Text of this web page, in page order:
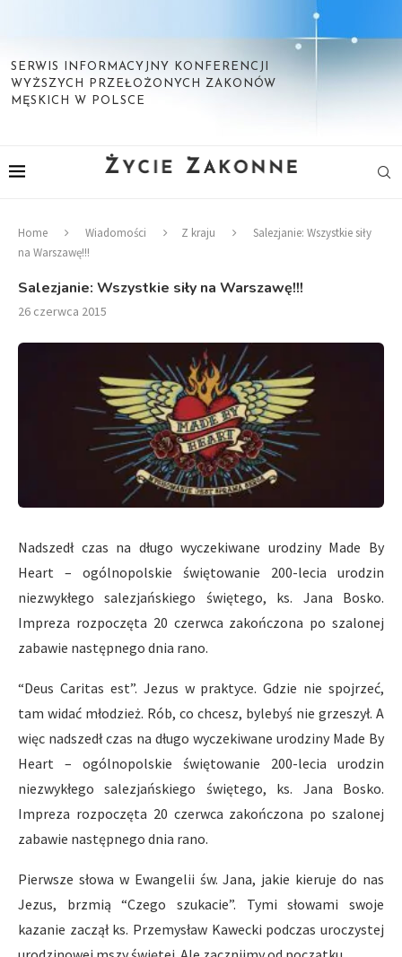
SERWIS INFORMACYJNY KONFERENCJI
WYŻSZYCH PRZEŁOŻONYCH ZAKONÓW
MĘSKICH W POLSCE
Home Wiadomości Z kraju
Salezjanie: Wszystkie siły
na Warszawę!!!
Salezjanie: Wszystkie siły na Warszawę!!!
26 czerwca 2015
Nadszedł czas na długo wyczekiwane urodziny Made By
Heart – ogólnopolskie świętowanie 200-lecia urodzin
niezwykłego salezjańskiego świętego, ks. Jana Bosko.
Impreza rozpoczęta 20 czerwca zakończona po szalonej
zabawie następnego dnia rano.
“Deus Caritas est”. Jezus w praktyce. Gdzie nie spojrzeć,
tam widać młodzież. Rób, co chcesz, bylebyś nie grzeszył. A
więc nadszedł czas na długo wyczekiwane urodziny Made By
Heart – ogólnopolskie świętowanie 200-lecia urodzin
niezwykłego salezjańskiego świętego, ks. Jana Bosko.
Impreza rozpoczęta 20 czerwca zakończona po szalonej
zabawie następnego dnia rano.
Pierwsze słowa w Ewangelii św. Jana, jakie kieruje do nas
Jezus, brzmią “Czego szukacie”. Tymi słowami swoje
kazanie zaczął ks. Przemysław Kawecki podczas uroczystej